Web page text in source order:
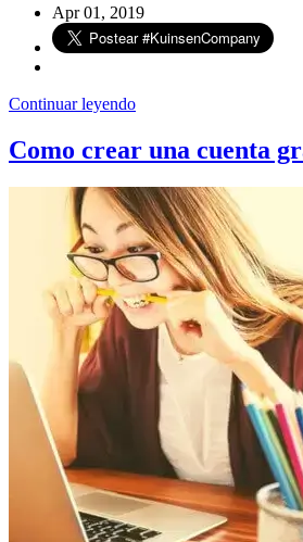
Apr 01, 2019
Continuar leyendo
Como crear una cuenta